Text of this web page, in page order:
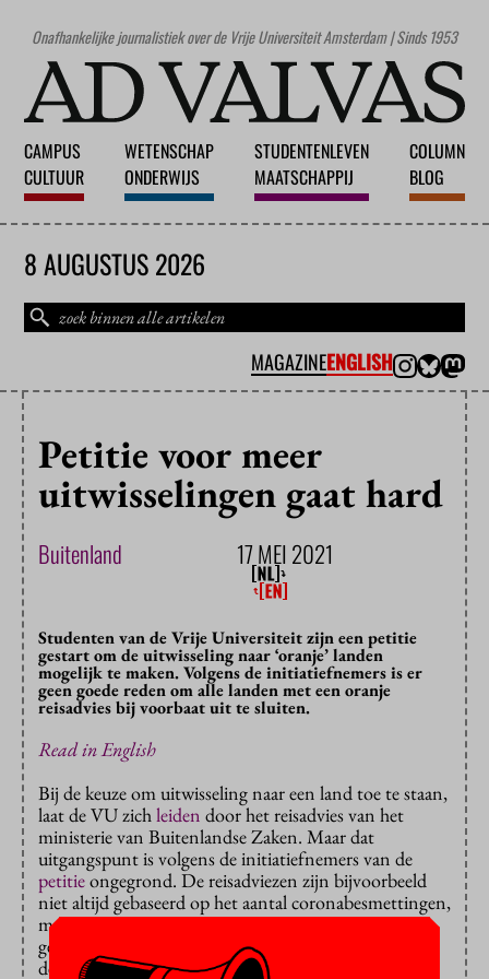
Onafhankelijke journalistiek over de Vrije Universiteit Amsterdam | Sinds 1953
CAMPUS
CULTUUR
WETENSCHAP
ONDERWIJS
STUDENTENLEVEN
MAATSCHAPPIJ
COLUMN
BLOG
8 AUGUSTUS 2026
MAGAZINEENGLISH
Petitie voor meer
uitwisselingen gaat hard
Buitenland 17 MEI 2021
Studenten van de Vrije Universiteit zijn een petitie
gestart om de uitwisseling naar ‘oranje’ landen
mogelijk te maken. Volgens de initiatiefnemers is er
geen goede reden om alle landen met een oranje
reisadvies bij voorbaat uit te sluiten.
Read in English
Bij de keuze om uitwisseling naar een land toe te staan,
laat de VU zichleiden door het reisadvies van het
ministerie van Buitenlandse Zaken. Maar dat
uitgangspunt is volgens de initiatiefnemers van de
petitieongegrond. De reisadviezen zijn bijvoorbeeld
niet altijd gebaseerd op het aantal coronabesmettingen,
maar soms op inreisbeperkingen. Die beperkingen
gelden voor een toeristenvisum en hoeven niet
dezelfde te zijn als voor een studentenvisum.